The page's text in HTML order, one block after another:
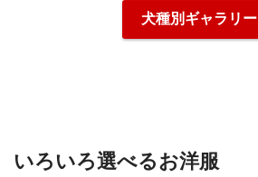
犬種別ギャラリー
いろいろ選べるお洋服